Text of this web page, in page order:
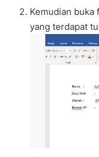
Kemudian buka
yang terdapat